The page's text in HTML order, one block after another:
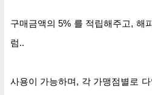
구매금액의 5% 를 적립해주고, 해
럼..
사용이 가능하며, 각 가맹점별로